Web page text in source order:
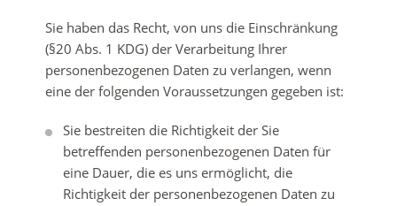
Sie haben das Recht, von uns die Einschränkung
(§20 Abs. 1 KDG) der Verarbeitung Ihrer
personenbezogenen Daten zu verlangen, wenn
eine der folgenden Voraussetzungen gegeben ist:
Sie bestreiten die Richtigkeit der Sie
betreffenden personenbezogenen Daten für
eine Dauer, die es uns ermöglicht, die
Richtigkeit der personenbezogenen Daten zu